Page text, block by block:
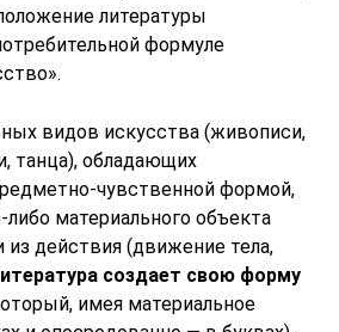
литературы
формуле
видов искусства (живописи,
танца), обладающих
чувственной формой,
материального объекта
из действия (движение тела,
создает свою форму
имея материальное